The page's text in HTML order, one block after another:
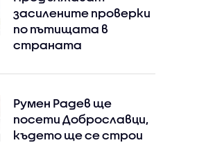
засилените проверки
по пътищата в
страната
Румен Радев ще
посети Доброславци,
където ще се строи